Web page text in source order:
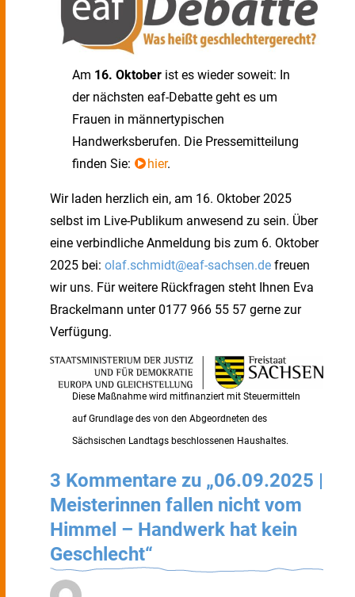
Am 16. Oktoberist es wieder soweit: In
der nächsten eaf-Debatte geht es um
Frauen in männertypischen
Handwerksberufen. Die Pressemitteilung
finden Sie:
hier.
Wir laden herzlich ein, am 16. Oktober 2025
selbst im Live-Publikum anwesend zu sein. Über
eine verbindliche Anmeldung bis zum 6. Oktober
2025 bei: olaf.schmidt@eaf-sachsen.de freuen
wir uns. Für weitere Rückfragen steht Ihnen Eva
Brackelmann unter 0177 966 55 57 gerne zur
Verfügung.
Diese Maßnahme wird mitfinanziert mit Steuermitteln
auf Grundlage des von den Abgeordneten des
Sächsischen Landtags beschlossenen Haushaltes.
3 Kommentare zu „06.09.2025 |
Meisterinnen fallen nicht vom
Himmel – Handwerk hat kein
Geschlecht“